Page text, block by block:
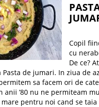
Copil
cu
De ce?
Pasta de jumari. In ziua de
sa facem ori de
anii ’80 nu ne permiteam
pentru noi cand se